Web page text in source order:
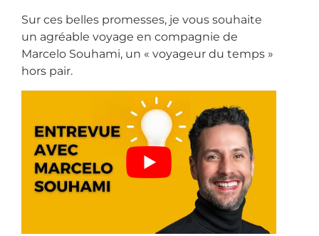
Sur ces belles promesses, je vous souhaite
un agréable voyage en compagnie de
Marcelo Souhami, un « voyageur du temps »
hors pair.